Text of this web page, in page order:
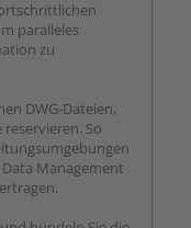
paralleles
zu
DWG-Dateien,
So
Management